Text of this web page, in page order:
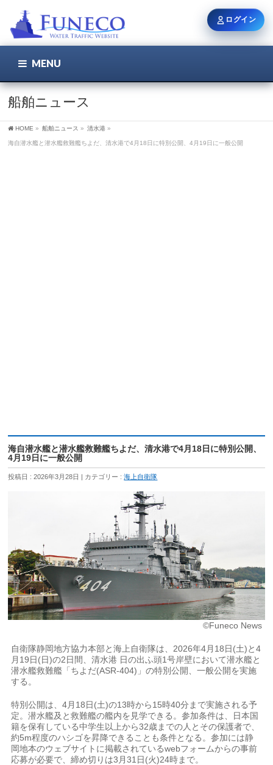
MENU
船舶ニュース
HOME » 船舶ニュース » 清水港 »
海自潜水艦と潜水艦救難艦ちよだ、清水港で4月18日に特別公開、4月19日に一般公開
海自潜水艦と潜水艦救難艦ちよだ、清水港で4月18日に特別公開、
4月19日に一般公開
投稿日 : 2026年3月28日 カテゴリー :海上自衛隊
©Funeco News
自衛隊静岡地方協力本部と海上自衛隊は、2026年4月18日(土)と4
月19日(日)の2日間、清水港 日の出ふ頭1号岸壁において潜水艦と
潜水艦救難艦「ちよだ(ASR-404)」の特別公開、一般公開を実施
する。
特別公開は、4月18日(土)の13時から15時40分まで実施される予
定。潜水艦及と救難艦の艦内を見学できる。参加条件は、日本国
籍を保有している中学生以上から32歳までの人とその保護者で、
約5m程度のハシゴを昇降できることも条件となる。参加には静
岡地本のウェブサイトに掲載されているwebフォームからの事前
応募が必要で、締め切りは3月31日(火)24時まで。
ログイン
ユーザー名 / メール